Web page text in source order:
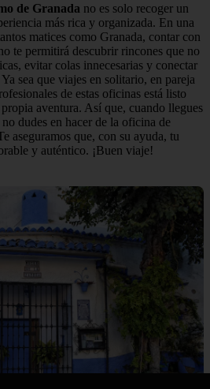
de Granada no es solo recoger un
más rica y organizada. En una
matices como Granada, contar con
te permitirá descubrir rincones que no
evitar colas innecesarias y conectar
sea que viajes en solitario, en pareja
de estas oficinas está listo
aventura. Así que, cuando llegues
dudes en hacer de la oficina de
aseguramos que, con su ayuda, tu
y auténtico. ¡Buen viaje!